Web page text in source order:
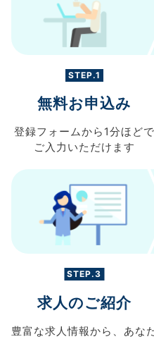
STEP.1
無料お申込み
登録フォームから 1分ほどで
ご入力 いただけます
STEP.3
求人のご紹介
豊富な求人情報から、 あな